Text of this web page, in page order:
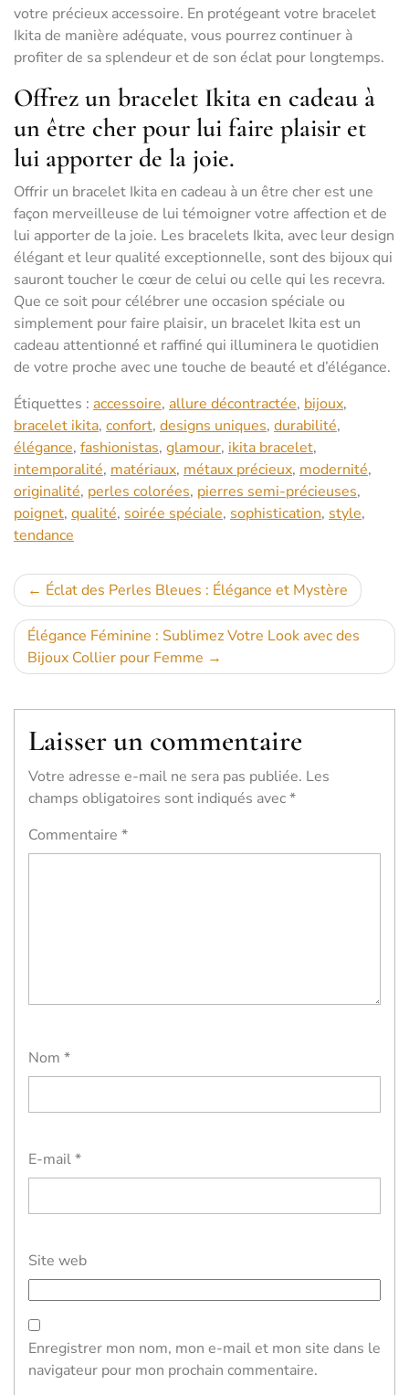
votre précieux accessoire. En protégeant votre bracelet
Ikita de manière adéquate, vous pourrez continuer à
profiter de sa splendeur et de son éclat pour longtemps.
Offrez un bracelet Ikita en cadeau à
un être cher pour lui faire plaisir et
lui apporter de la joie.
Offrir un bracelet Ikita en cadeau à un être cher est une
façon merveilleuse de lui témoigner votre affection et de
lui apporter de la joie. Les bracelets Ikita, avec leur design
élégant et leur qualité exceptionnelle, sont des bijoux qui
sauront toucher le cœur de celui ou celle qui les recevra.
Que ce soit pour célébrer une occasion spéciale ou
simplement pour faire plaisir, un bracelet Ikita est un
cadeau attentionné et raffiné qui illuminera le quotidien
de votre proche avec une touche de beauté et d’élégance.
Étiquettes : accessoire, allure décontractée, bijoux,
bracelet ikita, confort, designs uniques, durabilité,
élégance, fashionistas, glamour, ikita bracelet,
intemporalité, matériaux, métaux précieux, modernité,
originalité, perles colorées, pierres semi-précieuses,
poignet, qualité, soirée spéciale, sophistication, style,
tendance
Navigation
de
l’article
Éclat des Perles Bleues : Élégance et Mystère
Élégance Féminine : Sublimez Votre Look avec des
Bijoux Collier pour Femme
Laisser un commentaire
Votre adresse e-mail ne sera pas publiée. Les
champs obligatoires sont indiqués avec*
Commentaire *
Nom *
E-mail*
Site web
Enregistrer mon nom, mon e-mail et mon site dans le
navigateur pour mon prochain commentaire.